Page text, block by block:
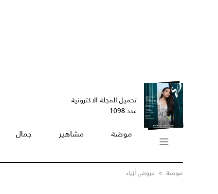
تحميل المجلة الاكترونية
عدد 1098
موضة مشاهير جمال
موضة > عروض أزياء